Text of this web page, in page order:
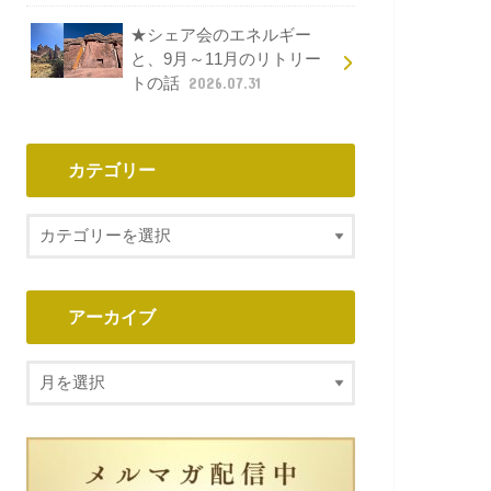
★シェア会のエネルギー
と、9月～11月のリトリー
トの話 2026.07.31
カテゴリー
アーカイブ